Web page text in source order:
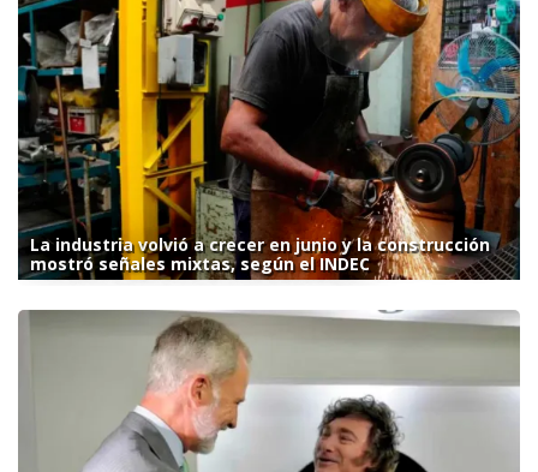
La industria volvió a crecer en junio y la construcción
mostró señales mixtas, según el INDEC